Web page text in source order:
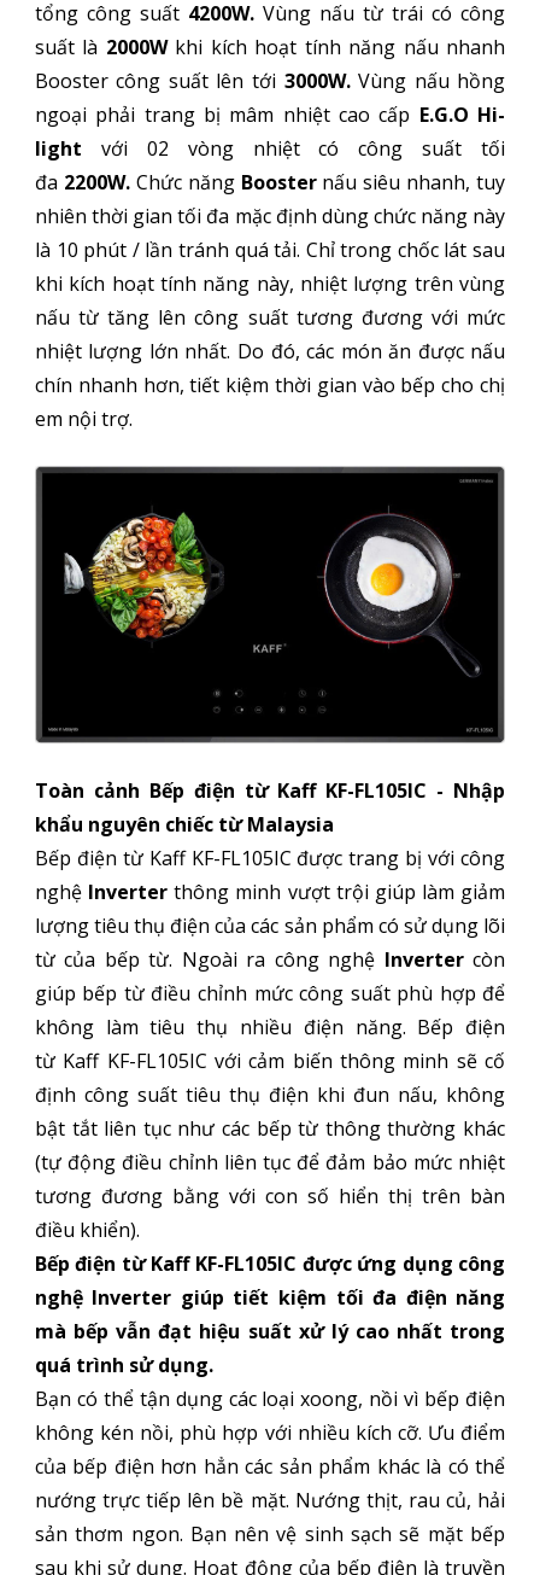
tổng công suất 4200W.Vùng nấu từ trái có công
suất là 2000Wkhi kích hoạt tính năng nấu nhanh
Booster công suất lên tới 3000W.Vùng nấu hồng
ngoại phải trang bị mâm nhiệt cao cấp E.G.O Hi-
light với 02 vòng nhiệt có công suất tối
đa 2200W. Chức năng Boosternấu siêu nhanh, tuy
nhiên thời gian tối đa mặc định dùng chức năng này
là 10 phút / lần tránh quá tải. Chỉ trong chốc lát sau
khi kích hoạt tính năng này, nhiệt lượng trên vùng
nấu từ tăng lên công suất tương đương với mức
nhiệt lượng lớn nhất. Do đó, các món ăn được nấu
chín nhanh hơn, tiết kiệm thời gian vào bếp cho chị
em nội trợ.
Toàn cảnh Bếp điện từ Kaff KF-FL105IC - Nhập
khẩu nguyên chiếc từ Malaysia
Bếp điện từ Kaff KF-FL105IC được trang bị với công
nghệ Inverter thông minh vượt trội giúp làm giảm
lượng tiêu thụ điện của các sản phẩm có sử dụng lõi
từ của bếp từ. Ngoài ra công nghệ Invertercòn
giúp bếp từ điều chỉnh mức công suất phù hợp để
không làm tiêu thụ nhiều điện năng. Bếp điện
từ Kaff KF-FL105IC với cảm biến thông minh sẽ cố
định công suất tiêu thụ điện khi đun nấu, không
bật tắt liên tục như các bếp từ thông thường khác
(tự động điều chỉnh liên tục để đảm bảo mức nhiệt
tương đương bằng với con số hiển thị trên bàn
điều khiển).
Bếp điện từ Kaff KF-FL105IC được ứng dụng công
nghệ Inverter giúp tiết kiệm tối đa điện năng
mà bếp vẫn đạt hiệu suất xử lý cao nhất trong
quá trình sử dụng.
Bạn có thể tận dụng các loại xoong, nồi vì bếp điện
không kén nồi, phù hợp với nhiều kích cỡ. Ưu điểm
của bếp điện hơn hẳn các sản phẩm khác là có thể
nướng trực tiếp lên bề mặt. Nướng thịt, rau củ, hải
sản thơm ngon. Bạn nên vệ sinh sạch sẽ mặt bếp
sau khi sử dụng. Hoạt động của bếp điện là truyền